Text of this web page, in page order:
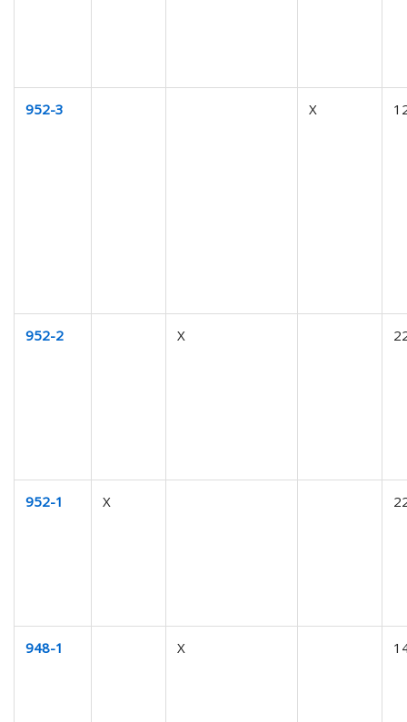
952-3 X
952-2 X
952-1 X
948-1 X